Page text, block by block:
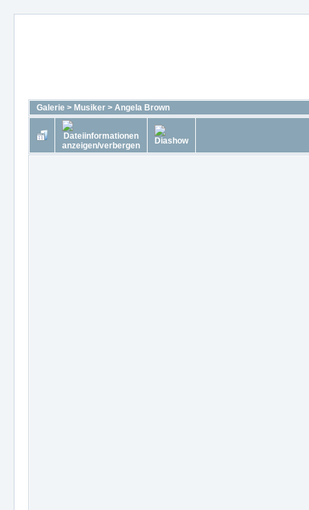
Galerie > Musiker > Angela Brown